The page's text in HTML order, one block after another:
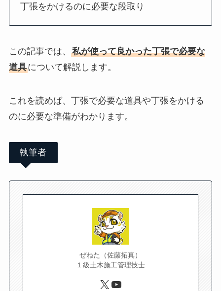
丁張をかけるのに必要な段取り
この記事では、 私が使って良かった丁張で必要な
道具について解説します。
これを読めば、丁張で必要な道具や丁張をかける
のに必要な準備がわかります。
執筆者
ぜねた（佐藤拓真）
１級土木施工管理技士
X YouTube